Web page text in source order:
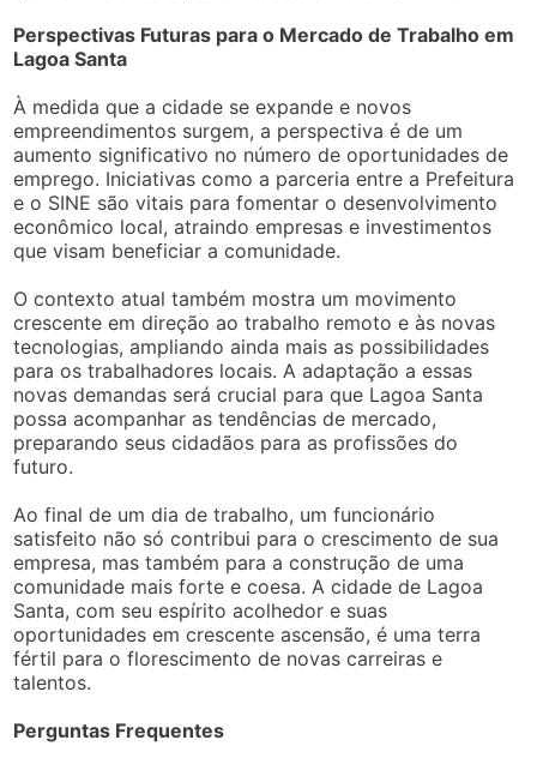
Perspectivas Futuras para o Mercado de Trabalho em
Lagoa Santa
À medida que a cidade se expande e novos
empreendimentos surgem, a perspectiva é de um
aumento significativo no número de oportunidades de
emprego. Iniciativas como a parceria entre a Prefeitura
e o SINE são vitais para fomentar o desenvolvimento
econômico local, atraindo empresas e investimentos
que visam beneficiar a comunidade.
O contexto atual também mostra um movimento
crescente em direção ao trabalho remoto e às novas
tecnologias, ampliando ainda mais as possibilidades
para os trabalhadores locais. A adaptação a essas
novas demandas será crucial para que Lagoa Santa
possa acompanhar as tendências de mercado,
preparando seus cidadãos para as profissões do
futuro.
Ao final de um dia de trabalho, um funcionário
satisfeito não só contribui para o crescimento de sua
empresa, mas também para a construção de uma
comunidade mais forte e coesa. A cidade de Lagoa
Santa, com seu espírito acolhedor e suas
oportunidades em crescente ascensão, é uma terra
fértil para o florescimento de novas carreiras e
talentos.
Perguntas Frequentes